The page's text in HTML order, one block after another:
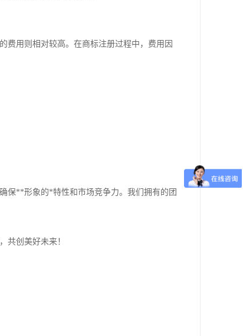
费用则相对较高。在商标注册过程中，费用因
保**形象的*特性和市场竞争力。我们拥有的团
共创美好未来！